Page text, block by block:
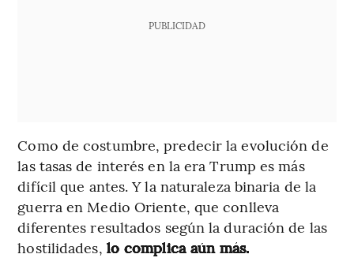
PUBLICIDAD
Como de costumbre, predecir la evolución de
las tasas de interés en la era Trump es más
difícil que antes. Y la naturaleza binaria de la
guerra en Medio Oriente, que conlleva
diferentes resultados según la duración de las
hostilidades, lo complica aún más.